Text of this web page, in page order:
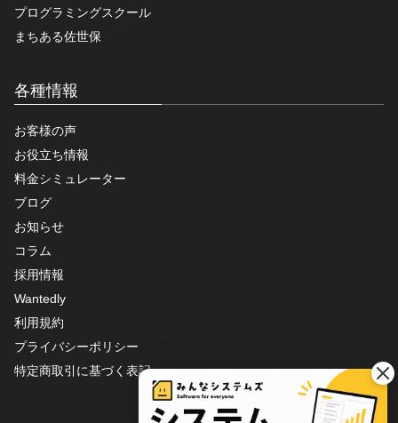
プログラミングスクール
まちある佐世保
各種情報
お客様の声
お役立ち情報
料金シミュレーター
ブログ
お知らせ
コラム
採用情報
Wantedly
利用規約
プライバシーポリシー
特定商取引に基づく表記